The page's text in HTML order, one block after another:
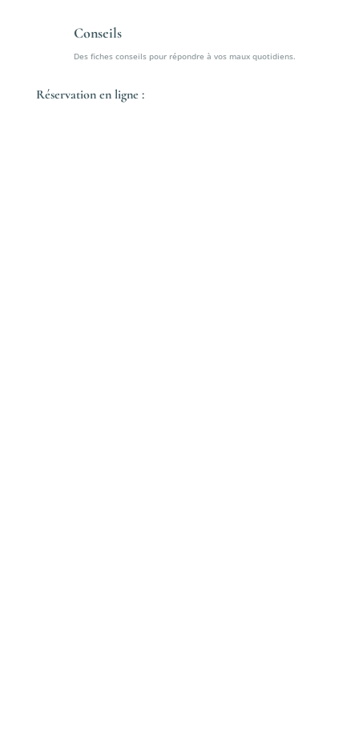
Conseils
Des fiches conseils pour répondre à vos maux quotidiens.
Réservation en ligne :